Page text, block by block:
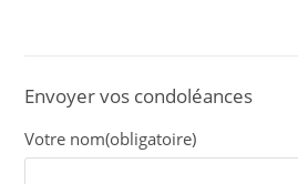
Envoyer vos condoléances
Votre nom(obligatoire)